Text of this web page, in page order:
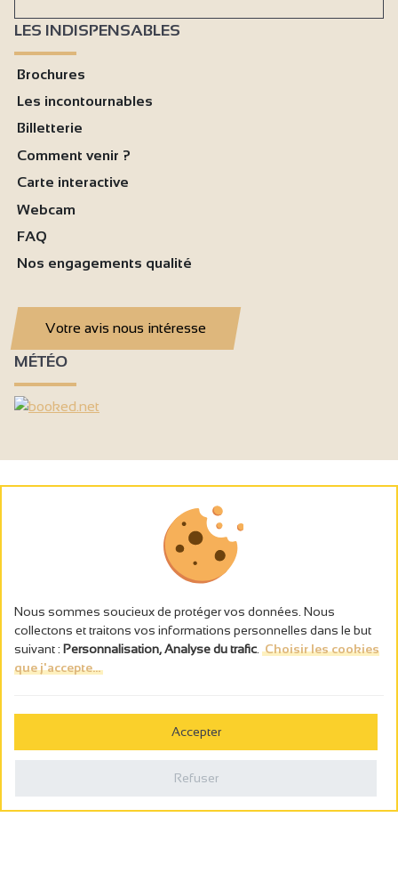
LES INDISPENSABLES
Brochures
Les incontournables
Billetterie
Comment venir ?
Carte interactive
Webcam
FAQ
Nos engagements qualité
Votre avis nous intéresse
MÉTÉO
L’abus d’alcool est dangereux pour la santé, à consommer avec
Politique de confidentialité
Nous sommes soucieux de protéger vos données. Nous
collectons et traitons vos informations personnelles dans le but
suivant : Personnalisation, Analyse du trafic Choisir les cookies
que j'accepte...
Accepter
Refuser